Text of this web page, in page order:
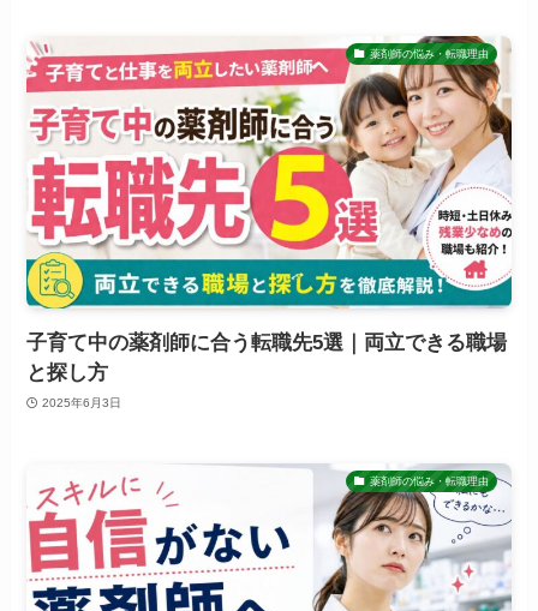
薬剤師の悩み・転職理由
子育て中の薬剤師に合う転職先5選｜両立できる職場
と探し方
2025年6月3日
薬剤師の悩み・転職理由